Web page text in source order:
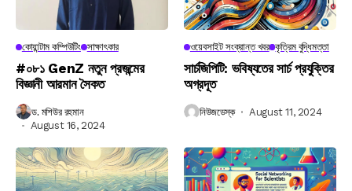
কোয়ান্টাম কম্পিউটিং সাক্ষাৎকার
#০৮১ GenZ নতুন প্রজন্মের
বিজ্ঞানী আরমান সৈকত
ড. মশিউর রহমান
August 16, 2024
ওয়েবসাইট সংক্রান্ত খবর কৃত্রিম বুদ্ধিমত্তা
সার্চজিপিটি: ভবিষ্যতের সার্চ প্রযুক্তির
অগ্রদূত
নিউজডেস্ক August 11, 2024